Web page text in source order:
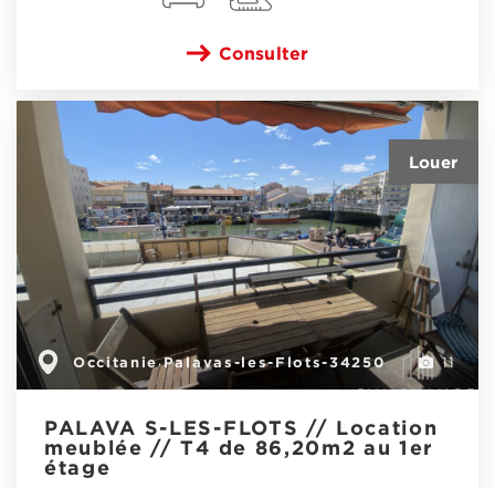
Consulter
11
Occitanie,Palavas-les-Flots-34250
PALAVA S-LES-FLOTS // Location
meublée // T4 de 86,20m2 au 1er
étage